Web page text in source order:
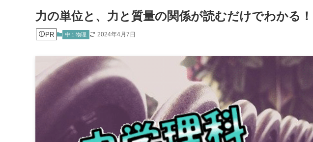
力の単位と、力と質量の関係が読むだけでわかる！
PR 中１物理 2024年4月7日